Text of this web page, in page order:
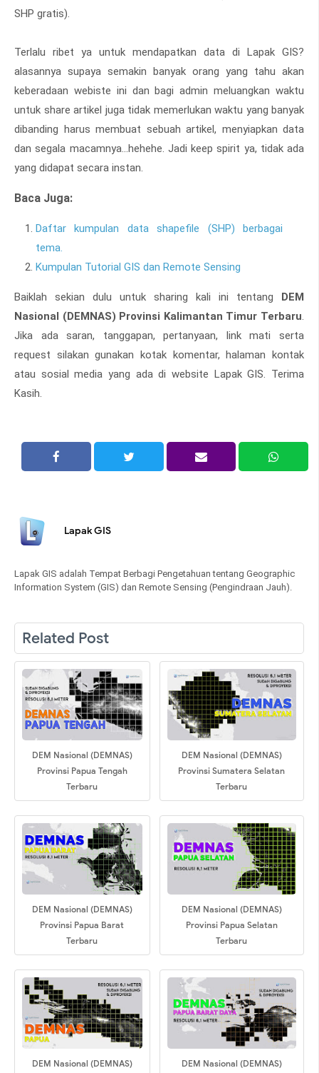
SHP gratis).
Terlalu ribet ya untuk mendapatkan data di Lapak GIS?
alasannya supaya semakin banyak orang yang tahu akan
keberadaan webiste ini dan bagi admin meluangkan waktu
untuk share artikel juga tidak memerlukan waktu yang banyak
dibanding harus membuat sebuah artikel, menyiapkan data
dan segala macamnya...hehehe. Jadi keep spirit ya, tidak ada
yang didapat secara instan.
Baca Juga:
Daftar kumpulan data shapefile (SHP) berbagai
tema.
Kumpulan Tutorial GIS dan Remote Sensing
Baiklah sekian dulu untuk sharing kali ini tentang DEM
Nasional (DEMNAS) Provinsi Kalimantan Timur Terbaru.
Jika ada saran, tanggapan, pertanyaan, link mati serta
request silakan gunakan kotak komentar, halaman kontak
atau sosial media yang ada di website Lapak GIS. Terima
Kasih.
Lapak GIS
Lapak GIS adalah Tempat Berbagi Pengetahuan tentang Geographic
Information System (GIS) dan Remote Sensing (Pengindraan Jauh).
Related Post
DEM Nasional (DEMNAS)
Provinsi Papua Tengah
Terbaru
DEM Nasional (DEMNAS)
Provinsi Sumatera Selatan
Terbaru
DEM Nasional (DEMNAS)
Provinsi Papua Barat
Terbaru
DEM Nasional (DEMNAS)
Provinsi Papua Selatan
Terbaru
DEM Nasional (DEMNAS)
DEM Nasional (DEMNAS)